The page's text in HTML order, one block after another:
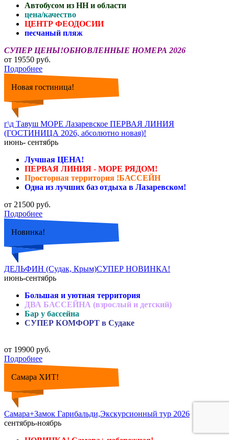
Автобусом из НН и области
цена/качество
ЦЕНТР ФЕОДОСИИ
песчаный пляж
СУПЕР ЦЕНЫ!ОБНОВЛЕННЫЕ НОМЕРА 2026
от 19550 руб.
Подробнее
Новая гостиница!
г\д Тавуш МОРЕ Лазаревское ПЕРВАЯ ЛИНИЯ
(ГОСТИНИЦА 2026, абсолютно новая)!
июнь- сентябрь
Лучшая ЦЕНА!
ПЕРВАЯ ЛИНИЯ - МОРЕ РЯДОМ!
Просторная территория !БАССЕЙН
Одна из лучших баз отдыха в Лазаревском!
от 21500 руб.
Подробнее
Новинка!
ДЕЛЬФИН (Судак, Крым)СУПЕР НОВИНКА!
июнь-сентябрь
Большая и уютная территория
ДВА БАССЕЙНА (взрослый и детский)
Бар у бассейна
СУПЕР КОМФОРТ в Судаке
от 19900 руб.
Подробнее
Самара ХИТ!
Самара+Замок Гарибальди,Экскурсионный тур 2026
сентябрь-ноябрь